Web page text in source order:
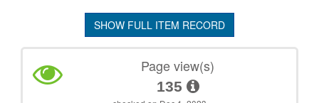
SHOW FULL ITEM RECORD
Page view(s)
135